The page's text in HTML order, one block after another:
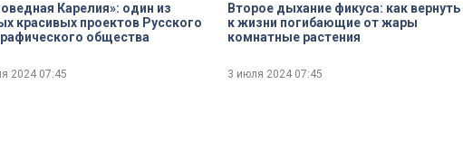
Карелия»: один из
красивых проектов Русского
общества
2024 07:45
Второе дыхание фикуса: как вернуть
к жизни погибающие от жары
комнатные растения
3 июля 2024 07:45